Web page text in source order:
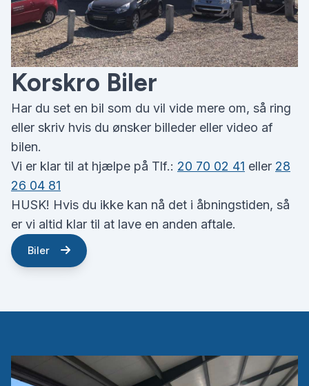
Korskro Biler
Har du set en bil som du vil vide mere om, så ring
eller skriv hvis du ønsker billeder eller video af
bilen.
Vi er klar til at hjælpe på Tlf.: 20 70 02 41 eller 28
26 04 81
HUSK! Hvis du ikke kan nå det i åbningstiden, så
er vi altid klar til at lave en anden aftale.
Biler